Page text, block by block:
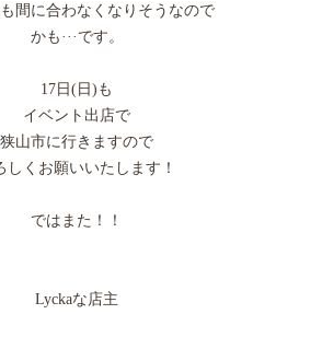
間に合わなくなりそうなので
かも···です。
17日(日)も
イベント出店で
狭山市に行きますので
しくお願いいたします！
ではまた！！
Lyckaな店主